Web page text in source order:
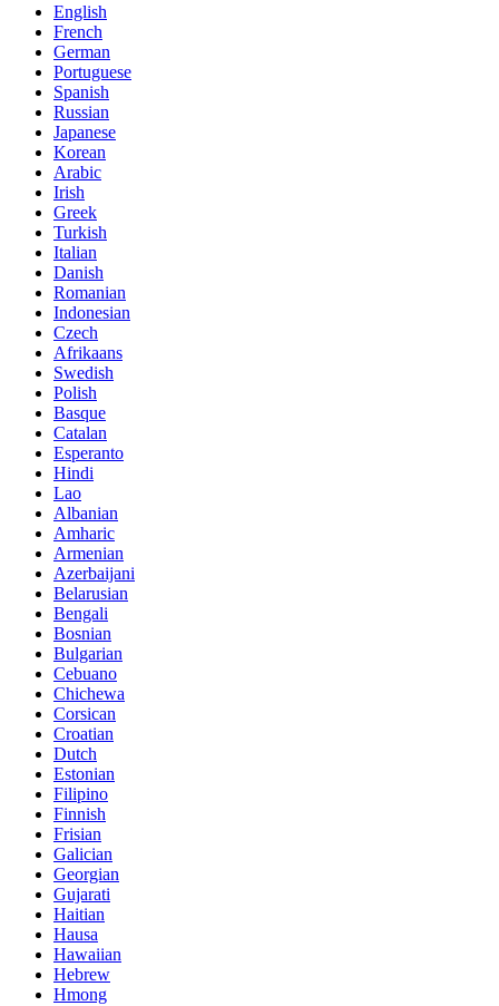
English
French
German
Portuguese
Spanish
Russian
Japanese
Korean
Arabic
Irish
Greek
Turkish
Italian
Danish
Romanian
Indonesian
Czech
Afrikaans
Swedish
Polish
Basque
Catalan
Esperanto
Hindi
Lao
Albanian
Amharic
Armenian
Azerbaijani
Belarusian
Bengali
Bosnian
Bulgarian
Cebuano
Chichewa
Corsican
Croatian
Dutch
Estonian
Filipino
Finnish
Frisian
Galician
Georgian
Gujarati
Haitian
Hausa
Hawaiian
Hebrew
Hmong